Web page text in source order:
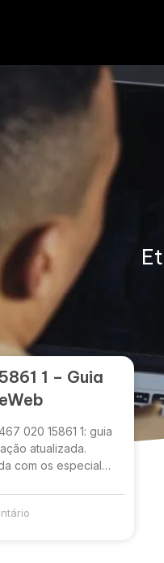
1 – Guia
020 15861 1: guia
atualizada.
com os especial…